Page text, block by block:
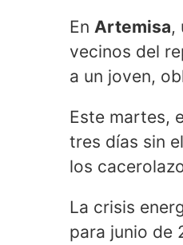
En Artemisa,
vecinos del
a un joven,
Este martes,
tres días sin
los
La crisis
para junio de